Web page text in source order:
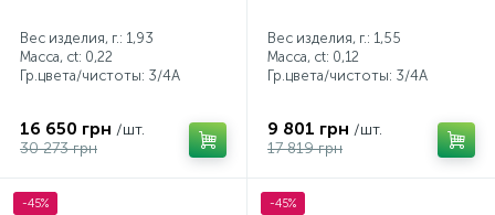
Вес изделия, г.: 1,93
Масса, ct: 0,22
Гр.цвета/чистоты: 3/4А
16 650 грн /шт.
30 273 грн
Вес изделия, г.: 1,55
Масса, ct: 0,12
Гр.цвета/чистоты: 3/4А
9 801 грн /шт.
17 819 грн
-45% -45%